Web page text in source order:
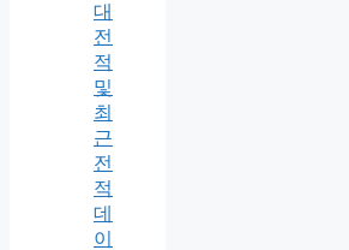
대
전
적
및
최
근
전
적
데
이